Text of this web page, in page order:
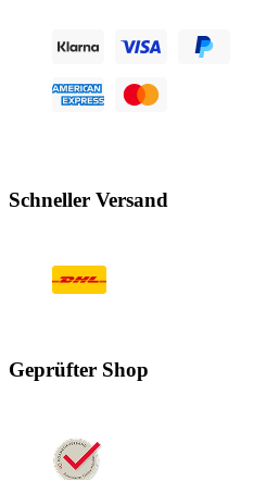
Schneller Versand
Geprüfter Shop